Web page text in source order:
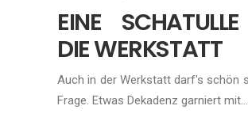
EINE
DIE WERKSTATT
Auch in der Werkstatt darf's schön
Frage. Etwas Dekadenz garniert mit…